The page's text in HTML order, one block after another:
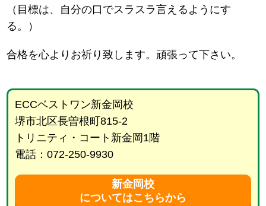
（目標は、自分の口でスラスラ言えるようにす
る。）
合格を心よりお祈り致します。頑張って下さい。
ECCベストワン新金岡校
堺市北区長曽根町815-2
トリニティ・コート新金岡1階
電話：072-250-9930
新金岡校
についてはこちらから